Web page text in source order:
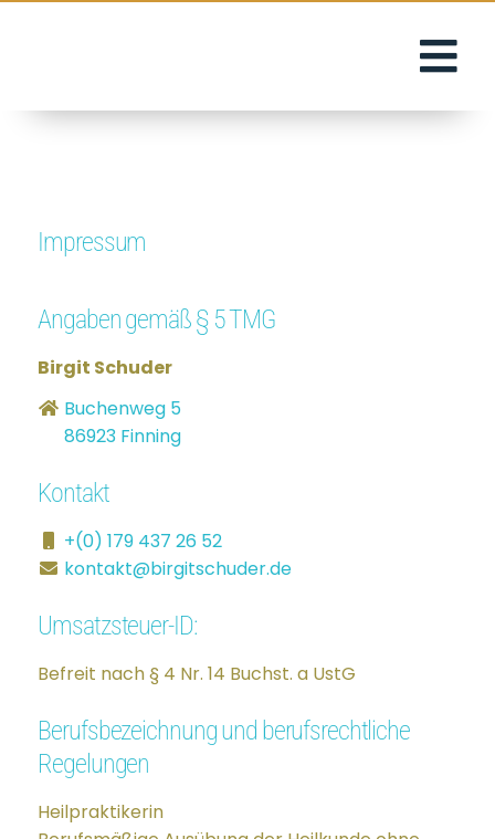
Impressum
Angaben gemäß § 5 TMG
Birgit Schuder
Buchenweg 5
86923 Finning
Kontakt
+(0) 179 437 26 52
kontakt@birgitschuder.de
Umsatzsteuer-ID:
Befreit nach § 4 Nr. 14 Buchst. a UstG
Berufsbezeichnung und berufsrechtliche
Regelungen
Heilpraktikerin